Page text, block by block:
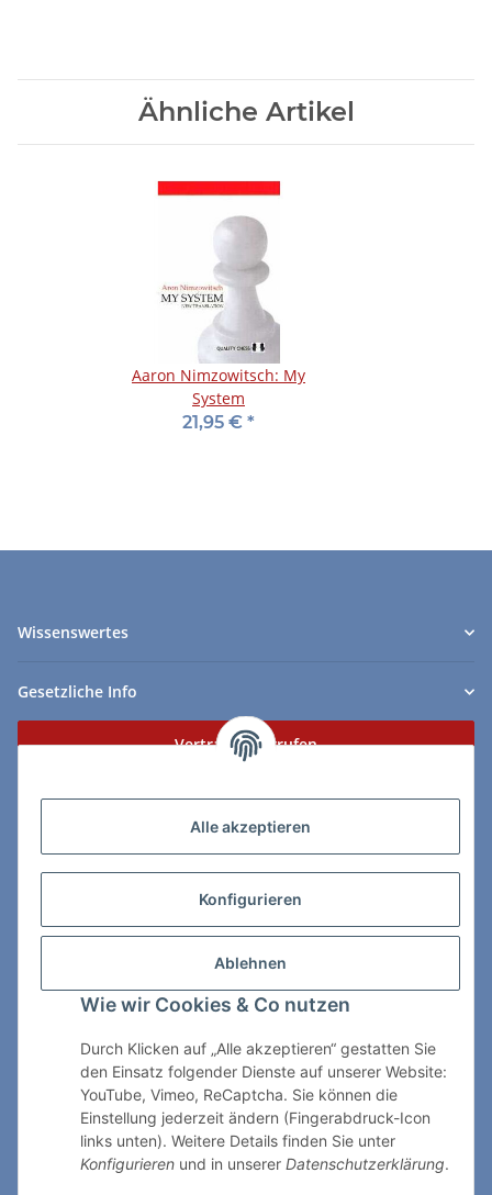
Alle akzeptieren
Konfigurieren
Ablehnen
Wie wir Cookies & Co nutzen
Durch Klicken auf „Alle akzeptieren“ gestatten Sie
den Einsatz folgender Dienste auf unserer Website:
YouTube, Vimeo, ReCaptcha. Sie können die
Einstellung jederzeit ändern (Fingerabdruck-Icon
links unten). Weitere Details finden Sie unter
Konfigurieren und in unserer Datenschutzerklärung.
Ähnliche Artikel
Aaron Nimzowitsch: My
System
21,95 € *
Wissenswertes
Gesetzliche Info
Vertrag widerrufen
ChessWare Schachversand
89264 Weissenhorn
Telefon: 0 7309 / 7999
shop@chessware.de
* Alle Preise inkl. gesetzlicher USt., zzgl.Versand